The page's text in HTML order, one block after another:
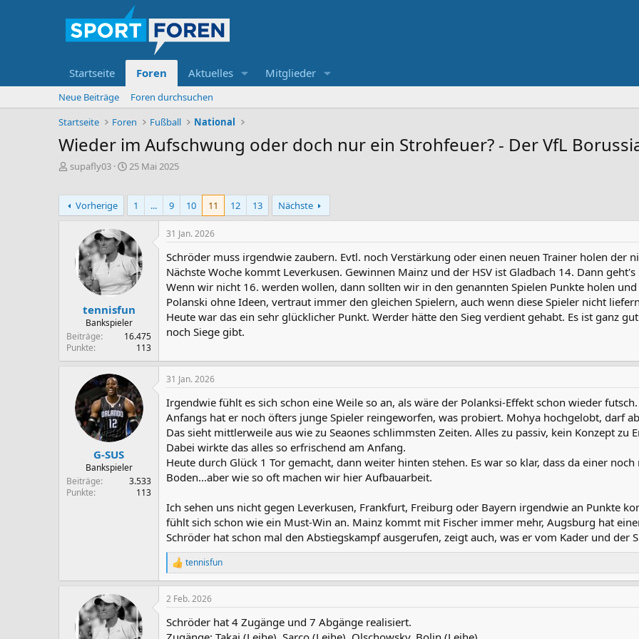
Startseite Foren Aktuelles Mitglieder
Neue Beiträge
Foren durchsuchen
Startseite
Foren Fußball National
Wieder im Aufschwung oder doch nur ein Strohfeuer? - Der VfL
E
t
e
supafly03
E
e
l
t
a
m
25 Mai 2025
Vorherige 1 ... 9 10 11 12 13 Nächste
tennisfun
Bankspieler
Beiträge
16.475
Punkte
113
31 Jan. 2026
Schröder muss irgendwie zaubern. Evtl. noch Verstärkung oder einen neuen Trainer holen der
Nächste Woche kommt Leverkusen. Gewinnen Mainz und der HSV ist Gladbach 14. Dann
Wenn wir nicht 16. werden wollen, dann sollten wir in den genannten Spielen Punkte holen
Polanski ohne Ideen, vertraut immer den gleichen Spielern, auch wenn diese Spieler nicht
Heute war das ein sehr glücklicher Punkt. Werder hätte den Sieg verdient gehabt. Es ist ganz
noch Siege gibt.
G-SUS
Bankspieler
Beiträge
3.533
Punkte
113
31 Jan. 2026
Irgendwie fühlt es sich schon eine Weile so an, als wäre der Polanksi-Effekt schon wieder futsch.
Anfangs hat er noch öfters junge Spieler reingeworfen, was probiert. Mohya hochgelobt, darf
Das sieht mittlerweile aus wie zu Seaones schlimmsten Zeiten. Alles zu passiv, kein Konzept zu
Dabei wirkte das alles so erfrischend am Anfang.
Heute durch Glück 1 Tor gemacht, dann weiter hinten stehen. Es war so klar, dass da einer
Boden...aber wie so oft machen wir hier Aufbauarbeit.
Ich sehen uns nicht gegen Leverkusen, Frankfurt, Freiburg oder Bayern irgendwie an Punkte
fühlt sich schon wie ein Must-Win an. Mainz kommt mit Fischer immer mehr, Augsburg hat
Schröder hat schon mal den Abstiegskampf ausgerufen, zeigt auch, was er vom Kader und der
R
e
a
k
i
o
tennisfun
2 Feb. 2026
Schröder hat 4 Zugänge und 7 Abgänge realisiert.